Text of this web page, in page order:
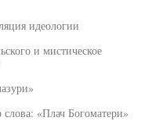
идеологии
и мистическое
«Плач Богоматери»